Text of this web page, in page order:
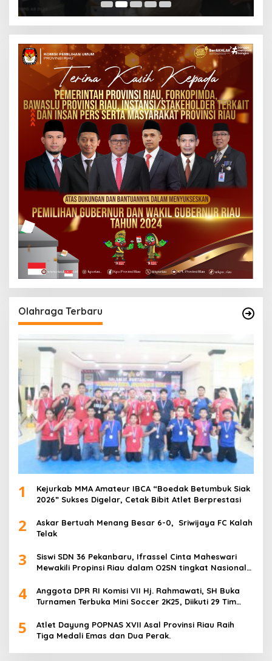
Olahraga Terbaru
1
Kejurkab MMA Amateur IBCA “Boedak Betumbuk Siak
2026” Sukses Digelar, Cetak Bibit Atlet Berprestasi
2
Askar Bertuah Menang Besar 6-0, Sriwijaya FC Kalah
Telak
3
Siswi SDN 36 Pekanbaru, Ifrassel Cinta Maheswari
Mewakili Propinsi Riau dalam O2SN tingkat Nasional
4
Anggota DPR RI Komisi VII Hj. Rahmawati, SH Buka
Turnamen Terbuka Mini Soccer 2K25, Diikuti 29 Tim
5
Atlet Dayung POPNAS XVII Asal Provinsi Riau Raih
Tiga Medali Emas dan Dua Perak.